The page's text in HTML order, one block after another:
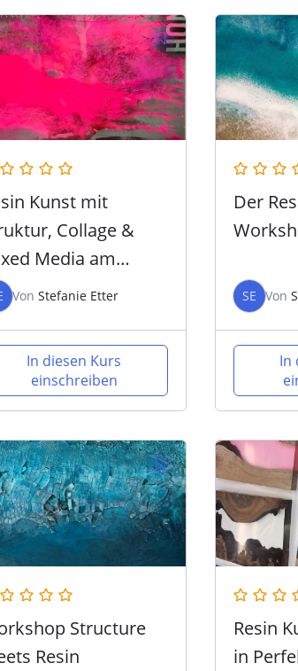
Kunst mit
Collage &
Media am
(Malcesine)
Von Stefanie Etter
In diesen Kurs
einschreiben
Der
SE Von
In
Structure
Resin
Resin
in